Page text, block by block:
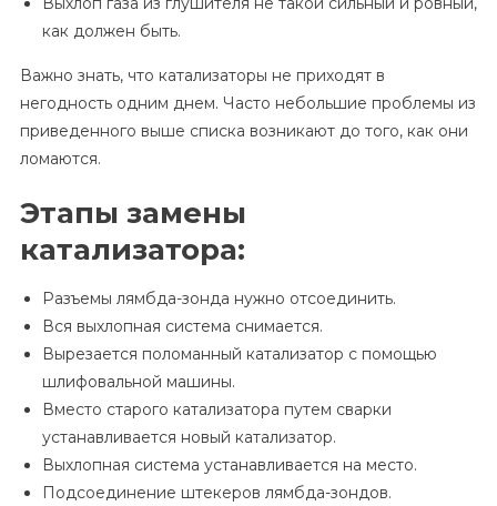
как должен быть.
Важно знать, что катализаторы не приходят в
негодность одним днем. Часто небольшие проблемы из
приведенного выше списка возникают до того, как они
ломаются.
Этапы замены
катализатора:
Разъемы лямбда-зонда нужно отсоединить.
Вся выхлопная система снимается.
Вырезается поломанный катализатор с помощью
шлифовальной машины.
Вместо старого катализатора путем сварки
устанавливается новый катализатор.
Выхлопная система устанавливается на место.
Подсоединение штекеров лямбда-зондов.